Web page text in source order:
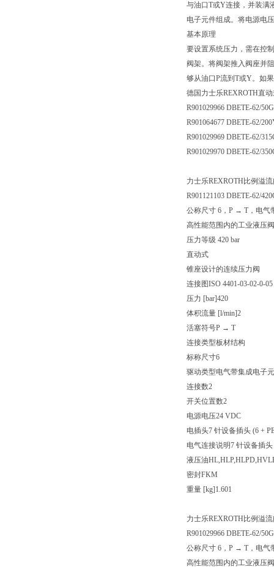
与油口T或Y连接，并装满
电子元件组成。将电源电
基本原理
要设置系统压力，需在控
阀架。将阀架推入阀座并
够从油口P流到T或Y。如
德国力士乐REXROTH直
R901029966 DBETE-62/
R901064677 DBETE-62/
R901029969 DBETE-62/
R901029970 DBETE-62/
力士乐REXROTH比例溢
R901121103 DBETE-62/
公称尺寸 6，P → T，电气
高性能范围内的工业液压
压力等级 420 bar
直动式
锥座设计的连续压力阀
连接图ISO 4401-03-02-0-05
压力 [bar]420
体积流量 [l/min]2
活塞符号P → T
连接类型板材结构
标称尺寸6
驱动类型电气带集成电子
连接数2
开关位置数2
电源电压24 VDC
电插头7 针设备插头 (6 +
电气连接说明7 针设备插头
液压油
密封FKM
重量 [kg]1.601
力士乐REXROTH比例溢
R901029966 DBETE-62/
公称尺寸 6，P → T，电气
高性能范围内的工业液压